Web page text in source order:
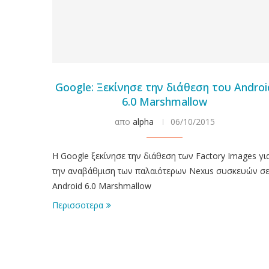
Google: Ξεκίνησε την διάθεση του
6.0 Marshmallow
απο alpha 06/10/2015
H Google ξεκίνησε την διάθεση των Factory Images
την αναβάθμιση των παλαιότερων Nexus συσκευών σε
Android 6.0 Marshmallow
Περισσοτερα